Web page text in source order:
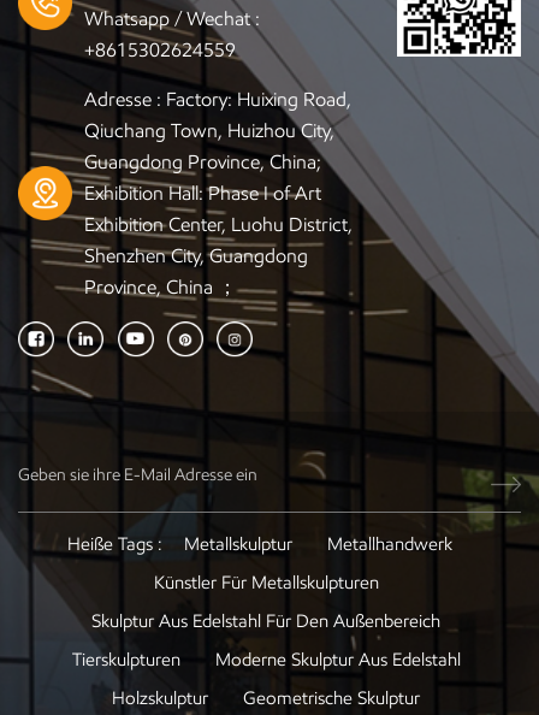
Whatsapp / Wechat :
+8615302624559
Adresse : Factory: Huixing Road,
Qiuchang Town, Huizhou City,
Guangdong Province, China;
Exhibition Hall: Phase I of Art
Exhibition Center, Luohu District,
Shenzhen City, Guangdong
Province, China ；
Heiße Tags : Metallskulptur
Metallhandwerk
Künstler Für Metallskulpturen
Skulptur Aus Edelstahl Für Den Außenbereich
Tierskulpturen
Moderne Skulptur Aus Edelstahl
Holzskulptur
Geometrische Skulptur